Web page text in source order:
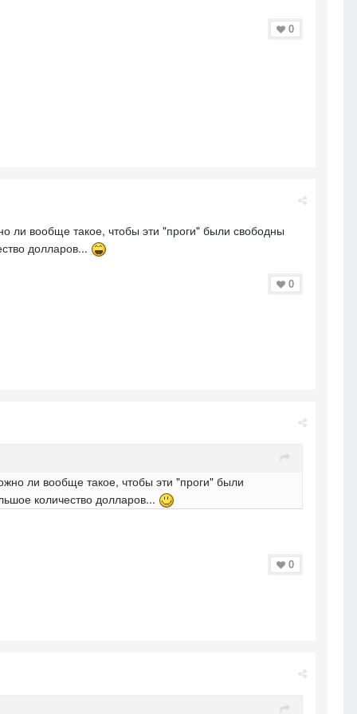
0
ли вообще такое, чтобы эти "проги" были свободны
долларов...
0
ли вообще такое, чтобы эти "проги" были
количество долларов...
0